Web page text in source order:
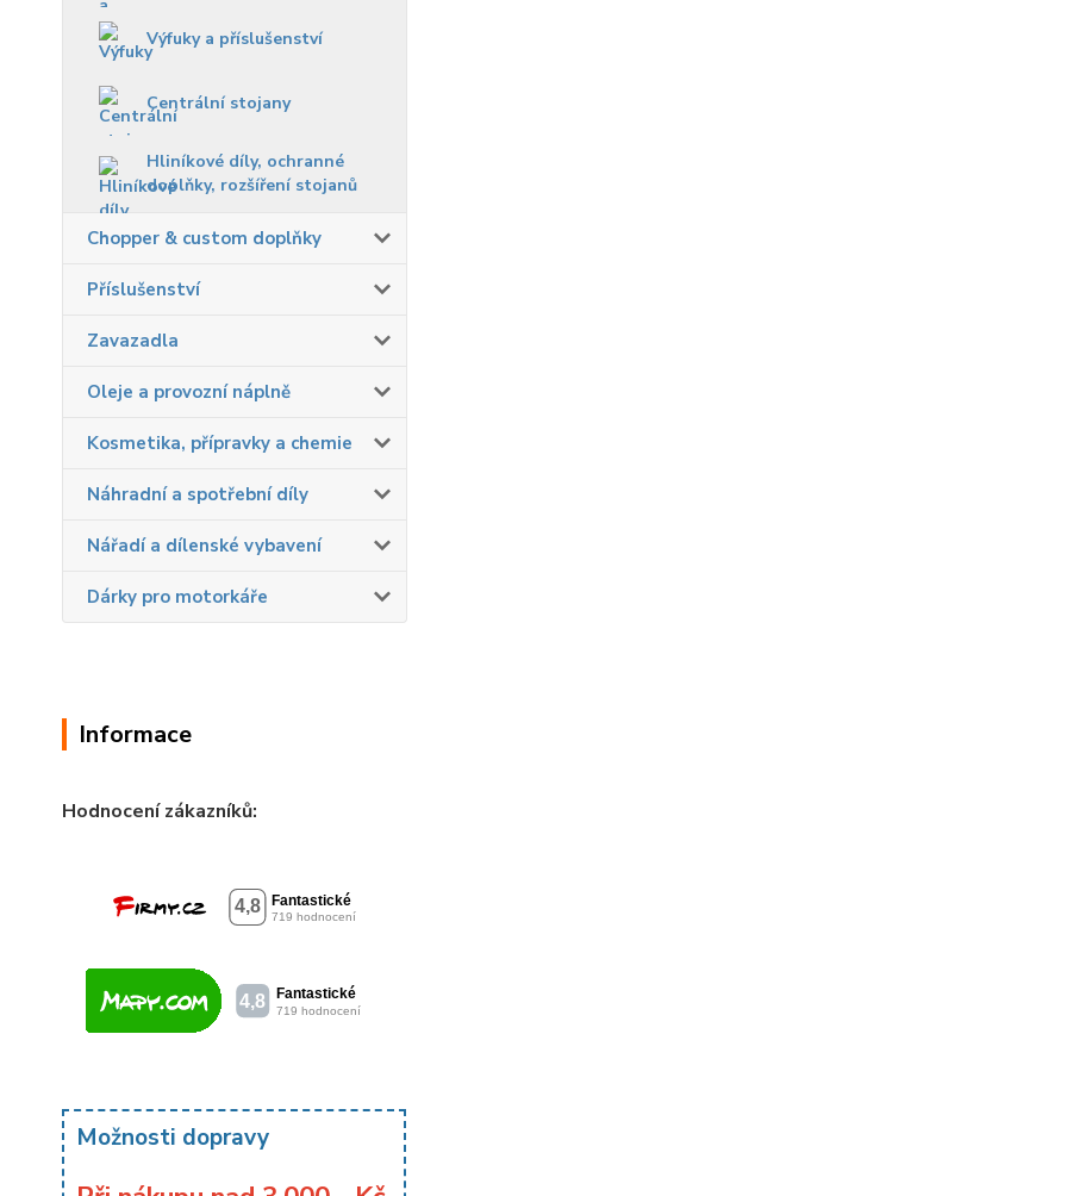
Výfuky a příslušenství
Centrální stojany
Hliníkové díly, ochranné
doplňky, rozšíření stojanů
Chopper & custom doplňky
Příslušenství
Zavazadla
Oleje a provozní náplně
Kosmetika, přípravky a chemie
Náhradní a spotřební díly
Nářadí a dílenské vybavení
Dárky pro motorkáře
Informace
Hodnocení zákazníků:
Možnosti dopravy